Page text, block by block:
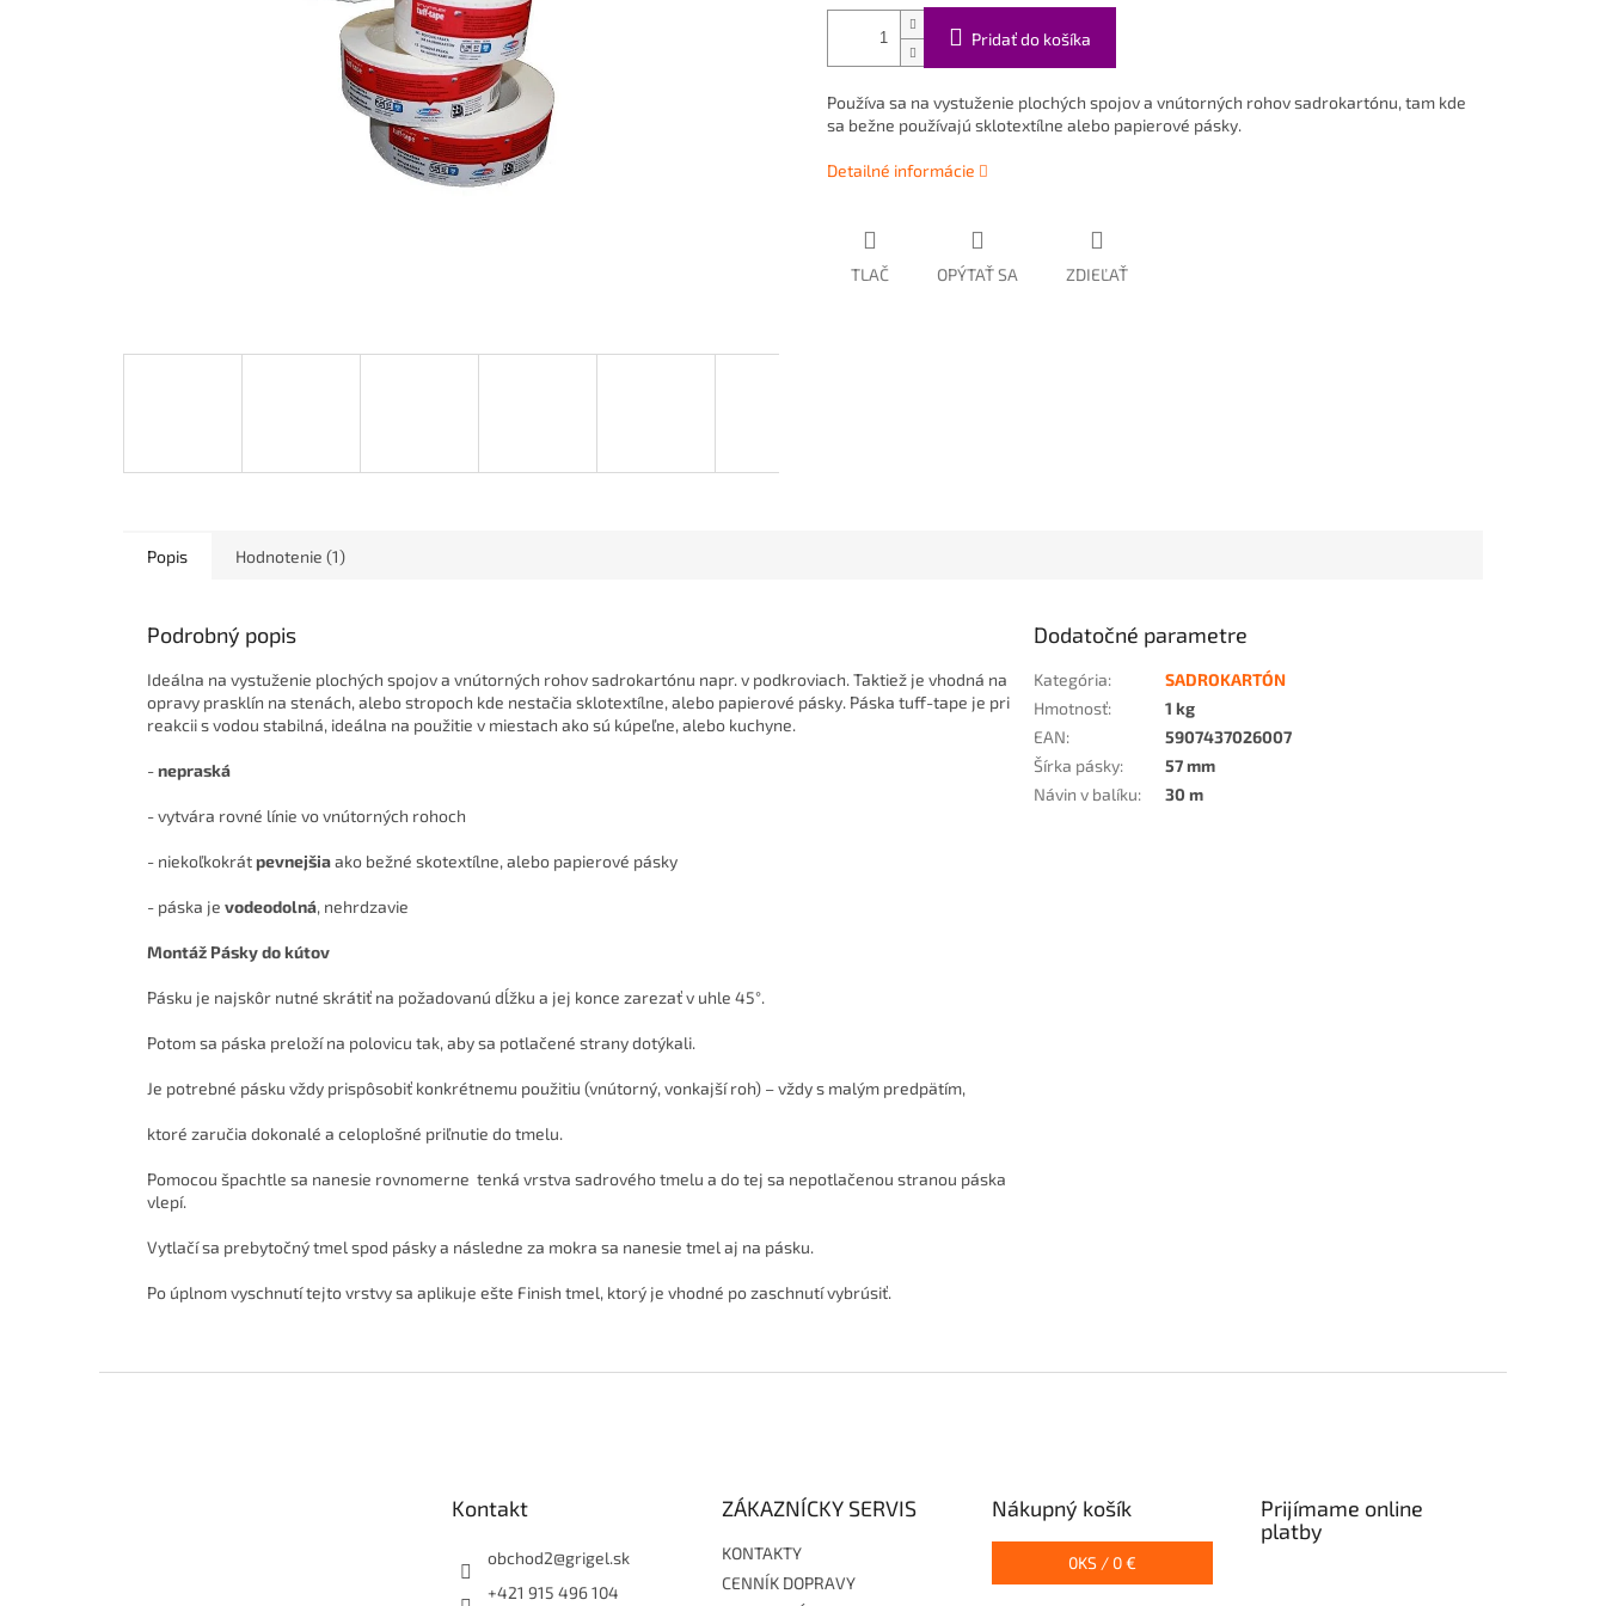
Pridať do košíka
Používa sa na vystuženie plochých spojov a vnútorných rohov sadrokartónu, tam kde
sa bežne používajú sklotextílne alebo papierové pásky.
Detailné informácie
TLAČ OPÝTAŤ SA ZDIEĽAŤ
Popis Hodnotenie (1)
Podrobný popis
Ideálna na vystuženie plochých spojov a vnútorných rohov sadrokartónu napr. v podkroviach. Taktiež je vhodná na
opravy prasklín na stenách, alebo stropoch kde nestačia sklotextílne, alebo papierové pásky. Páska tuff-tape je pri
reakcii s vodou stabilná, ideálna na použitie v miestach ako sú kúpeľne, alebo kuchyne.
-nepraská
- vytvára rovné línie vo vnútorných rohoch
- niekoľkokrátpevnejšiaako bežné skotextílne, alebo papierové pásky
- páska je vodeodolná, nehrdzavie
Montáž Pásky do kútov
Pásku je najskôr nutné skrátiť na požadovanú dĺžku a jej konce zarezať v uhle 45°.
Potom sa páska preloží na polovicu tak, aby sa potlačené strany dotýkali.
Je potrebné pásku vždy prispôsobiť konkrétnemu použitiu (vnútorný, vonkajší roh) – vždy s malým predpätím,
ktoré zaručia dokonalé a celoplošné priľnutie do tmelu.
Pomocou špachtle sa nanesie rovnomerne tenká vrstva sadrového tmelu a do tej sa nepotlačenou stranou páska
vlepí.
Vytlačí sa prebytočný tmel spod pásky a následne za mokra sa nanesie tmel aj na pásku.
Po úplnom vyschnutí tejto vrstvy sa aplikuje ešte Finish tmel, ktorý je vhodné po zaschnutí vybrúsiť.
Dodatočné parametre
Kategória:
SADROKARTÓN
Hmotnosť:
1 kg
EAN:
5907437026007
Šírka pásky:
57 mm
Návin v balíku: 30 m
Kontakt
obchod2@grigel.sk
+421 915 496 104
ZÁKAZNÍCKY SERVIS
KONTAKTY
CENNÍK DOPRAVY
Nákupný košík
0KS / 0 €
Prijímame online
platby